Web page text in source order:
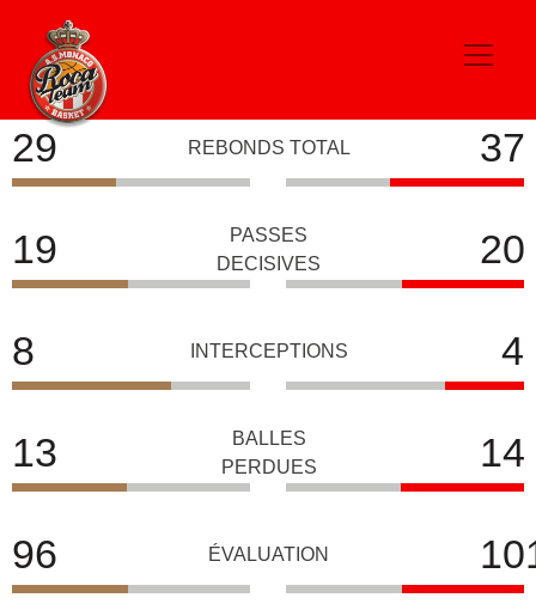
PAU-LACQ-ORTHEZ
29 REBONDS TOTAL 37
19
PASSES
DECISIVES
20
8 INTERCEPTIONS 4
13
BALLES
PERDUES
14
96 ÉVALUATION